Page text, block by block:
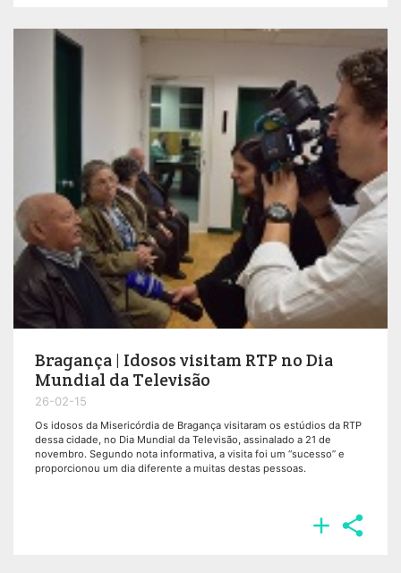
Bragança | Idosos visitam RTP no Dia
Mundial da Televisão
26-02-15
Os idosos da Misericórdia de Bragança visitaram os estúdios da RTP
dessa cidade, no Dia Mundial da Televisão, assinalado a 21 de
novembro. Segundo nota informativa, a visita foi um “sucesso” e
proporcionou um dia diferente a muitas destas pessoas.
 